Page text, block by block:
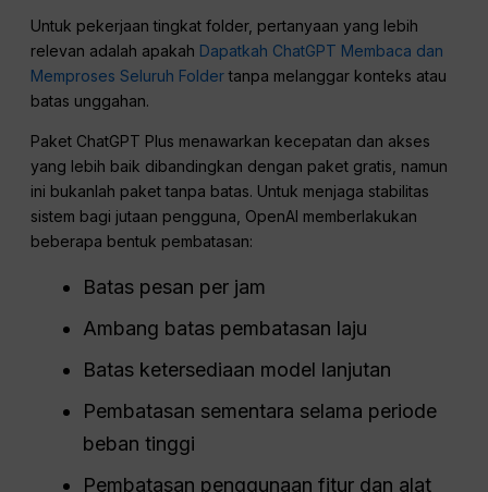
Untuk pekerjaan tingkat folder, pertanyaan yang lebih
relevan adalah apakah Dapatkah ChatGPT Membaca dan
Memproses Seluruh Foldertanpa melanggar konteks atau
batas unggahan.
Paket ChatGPT Plus menawarkan kecepatan dan akses
yang lebih baik dibandingkan dengan paket gratis, namun
ini bukanlah paket tanpa batas. Untuk menjaga stabilitas
sistem bagi jutaan pengguna, OpenAI memberlakukan
beberapa bentuk pembatasan:
Batas pesan per jam
Ambang batas pembatasan laju
Batas ketersediaan model lanjutan
Pembatasan sementara selama periode
beban tinggi
Pembatasan penggunaan fitur dan alat